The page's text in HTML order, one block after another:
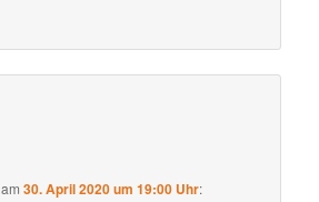
am30. April 2020 um 19:00 Uhr: